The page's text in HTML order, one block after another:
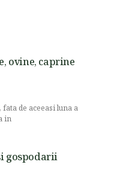
ovine, caprine
de aceeasi luna a
in
gospodarii